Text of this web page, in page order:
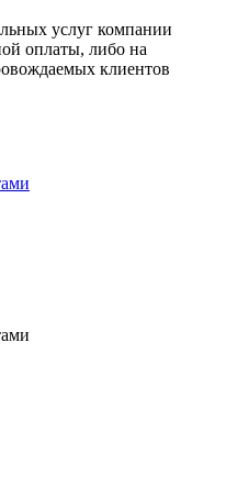
услуг компании
оплаты, либо на
клиентов